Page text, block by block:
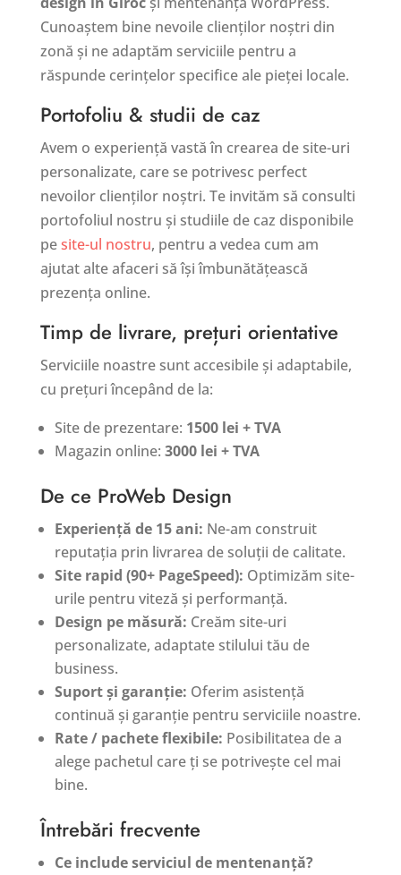
Cunoaștem bine nevoile clienților noștri din
zonă și ne adaptăm serviciile pentru a
răspunde cerințelor specifice ale pieței locale.
Portofoliu & studii de caz
Avem o experiență vastă în crearea de site-uri
personalizate, care se potrivesc perfect
nevoilor clienților noștri. Te invităm să consulti
portofoliul nostru și studiile de caz disponibile
pesite-ul nostru, pentru a vedea cum am
ajutat alte afaceri să își îmbunătățească
prezența online.
Timp de livrare, prețuri orientative
Serviciile noastre sunt accesibile și adaptabile,
cu prețuri începând de la:
Site de prezentare: 1500 lei + TVA
Magazin online: 3000 lei + TVA
De ce ProWeb Design
Experiență de 15 ani: Ne-am construit
reputația prin livrarea de soluții de calitate.
Site rapid (90+ PageSpeed): Optimizăm site-
urile pentru viteză și performanță.
Design pe măsură: Creăm site-uri
personalizate, adaptate stilului tău de
business.
Suport și garanție: Oferim asistență
continuă și garanție pentru serviciile noastre.
Rate / pachete flexibile: Posibilitatea de a
alege pachetul care ți se potrivește cel mai
bine.
Întrebări frecvente
Ce include serviciul de mentenanță?